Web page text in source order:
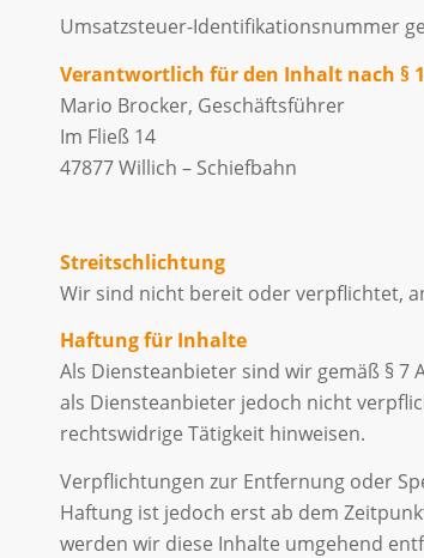
Umsatzsteuer-Identifikationsnummer
Verantwortlich für den Inhalt nach §
Mario Brocker, Geschäftsführer
Im Fließ 14
47877 Willich – Schiefbahn
Streitschlichtung
Wir sind nicht bereit oder verpflichtet,
Haftung für Inhalte
Als Diensteanbieter sind wir gemäß § 7
als Diensteanbieter jedoch nicht
rechtswidrige Tätigkeit hinweisen.
Verpflichtungen zur Entfernung oder
Haftung ist jedoch erst ab dem
werden wir diese Inhalte umgehend